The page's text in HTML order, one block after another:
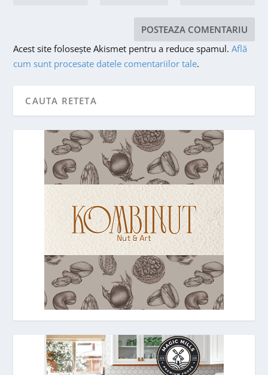
Acest site folosește Akismet pentru a reduce spamul.Află
cum sunt procesate datele comentariilor tale.